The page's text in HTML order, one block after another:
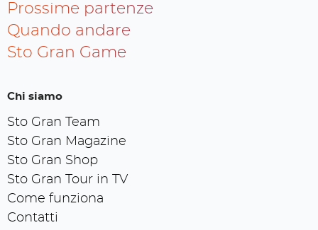
Prossime partenze
Quando andare
Sto Gran Game
Chi siamo
Sto Gran Team
Sto Gran Magazine
Sto Gran Shop
Sto Gran Tour in TV
Come funziona
Contatti